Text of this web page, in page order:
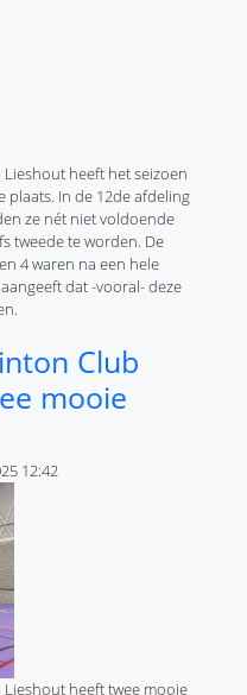
heeft het seizoen
plaats. In de 12de afdeling
ze nét niet voldoende
tweede te worden. De
4 waren na een hele
dat -vooral- deze
Club Lieshout eindigt op 4de
Club
mooie
12:42
heeft twee mooie